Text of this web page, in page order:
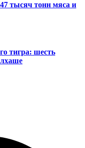
тысяч тонн мяса и
тигра: шесть